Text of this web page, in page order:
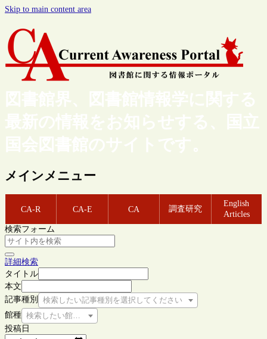
Skip to main content area
図書館界、図書館情報学に関する
最新の情報をお知らせする、国立
国会図書館のサイトです。
メインメニュー
CA-R CA-E CA 調査研究
English
Articles
検索フォーム
詳細検索
タイトル
本文
記事種別
検索したい記事種別を選択してください
館種 検索したい館種を選択してください
投稿日